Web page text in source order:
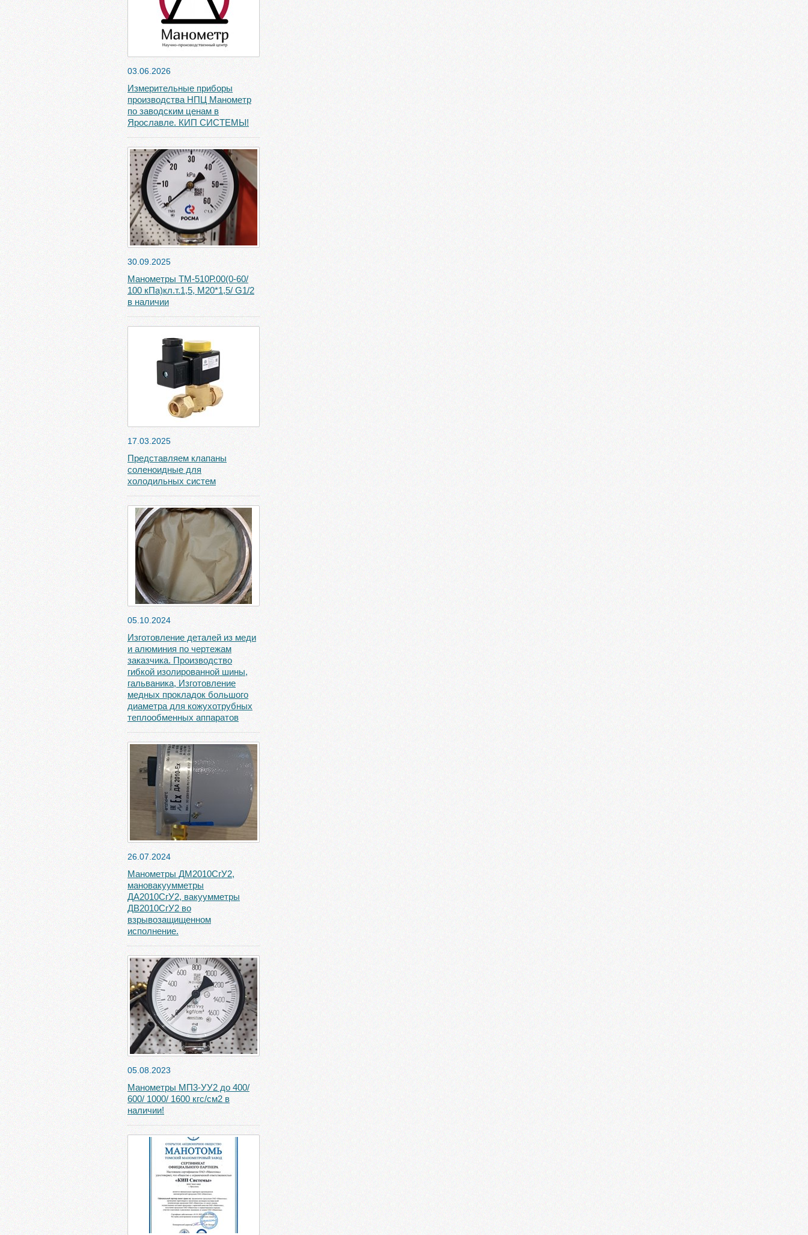
03.06.2026
Измерительные приборы
производства НПЦ Манометр
по заводским ценам в
Ярославле. КИП СИСТЕМЫ!
30.09.2025
Манометры ТМ-510Р.00(0-60/
100 кПа)кл.т.1,5, М20*1,5/ G1/2
в наличии
17.03.2025
Представляем клапаны
соленоидные для
холодильных систем
05.10.2024
Изготовление деталей из меди
и алюминия по чертежам
заказчика. Производство
гибкой изолированной шины,
гальваника, Изготовление
медных прокладок большого
диаметра для кожухотрубных
теплообменных аппаратов
26.07.2024
Манометры ДМ2010СгУ2,
мановакуумметры
ДА2010СгУ2, вакуумметры
ДВ2010СгУ2 во
взрывозащищенном
исполнение.
05.08.2023
Манометры МП3-УУ2 до 400/
600/ 1000/ 1600 кгс/см2 в
наличии!